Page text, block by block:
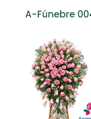
Nombre*
electrónico*
A-Fúnebre